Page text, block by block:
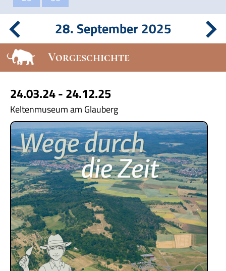
28. September 2025
Vorgeschichte
24.03.24 - 24.12.25
Keltenmuseum am Glauberg